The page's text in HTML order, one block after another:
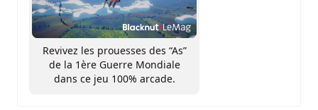
Revivez les prouesses des “As”
de la 1ère Guerre Mondiale
dans ce jeu 100% arcade.